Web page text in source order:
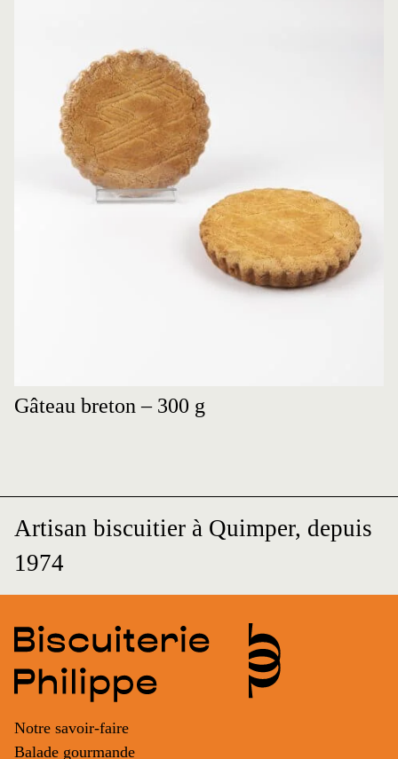
Gâteau breton – 300 g
Artisan biscuitier à Quimper, depuis
1974
Notre savoir-faire
Balade gourmande